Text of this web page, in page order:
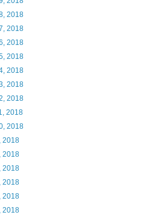
2018
2018
2018
2018
2018
2018
2018
2018
2018
2018
2018
2018
2018
2018
2018